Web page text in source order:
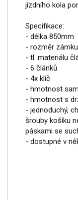
jízdního kola
Specifikace:
- délka 850mm
- rozměr
- tl. materiálu
- 6 článků
- 4x klíč
- hmotnost
- hmotnost s
- jednoduchý,
šrouby košíku
páskami se
- dostupné v